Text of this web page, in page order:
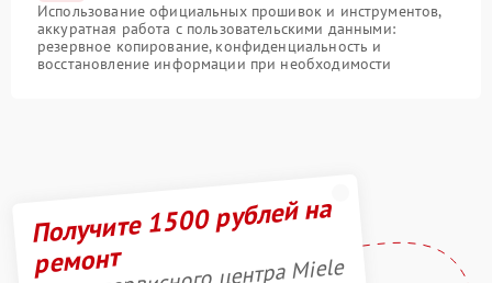
Использование официальных прошивок и инструментов,
аккуратная работа с пользовательскими данными:
резервное копирование, конфиденциальность и
восстановление информации при необходимости
Получите 1500 рублей на
ремонт